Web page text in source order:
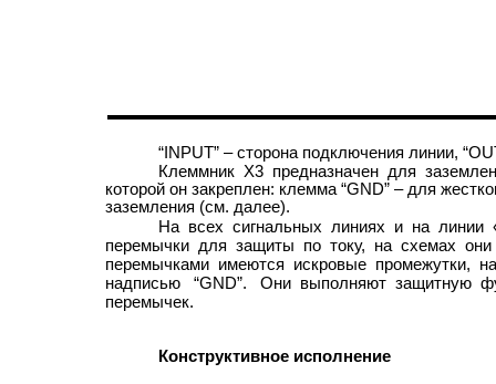
“INPUT” – сторона подключения линии,
Клеммник Х3 предназначен для
которой он закреплен: клемма “GND” – для
заземления (см. далее).
На всех сигнальных линиях и на линии
перемычки для защиты по току, на схемах
перемычками имеются искровые промежутки,
надписью “GND”. Они выполняют защитную
перемычек.
Конструктивное исполнение